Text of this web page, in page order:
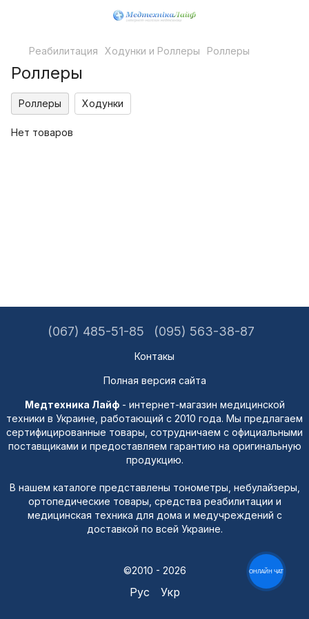
Реабилитация Ходунки и Роллеры Роллеры
Роллеры
Роллеры Ходунки
Нет товаров
(067) 485-51-85 (095) 563-38-87
Контакы
Полная версия сайта
Медтехника Лайф- интернет-магазин медицинской
техники в Украине, работающий с 2010 года. Мы предлагаем
сертифицированные товары, сотрудничаем с официальными
поставщиками и предоставляем гарантию на оригинальную
продукцию.
В нашем каталоге представлены тонометры, небулайзеры,
ортопедические товары, средства реабилитации и
медицинская техника для дома и медучреждений с
доставкой по всей Украине.
©2010 - 2026
Рус Укр
ОНЛАЙН ЧАТ